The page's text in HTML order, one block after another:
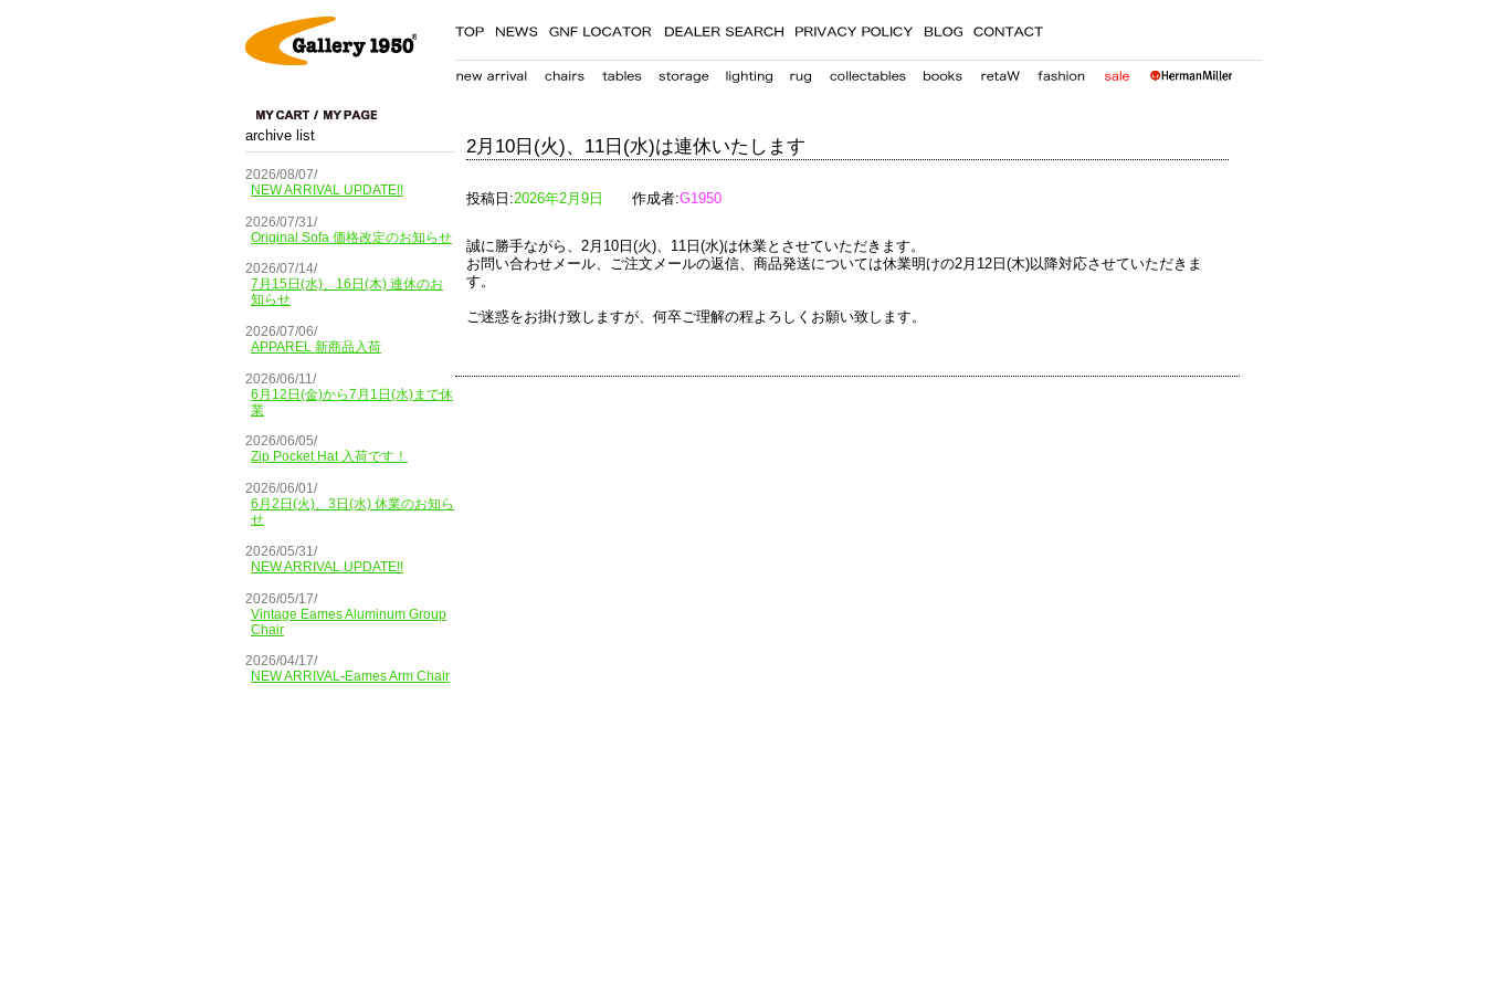
archive list
2026/08/07/
NEW ARRIVAL UPDATE!!
2026/07/31/
Original Sofa 価格改定のお知らせ
2026/07/14/
7月15日(水)、16日(木) 連休のお
知らせ
2026/07/06/
APPAREL 新商品入荷
2026/06/11/
6月12日(金)から7月1日(水)まで休
業
2026/06/05/
Zip Pocket Hat 入荷です！
2026/06/01/
6月2日(火)、3日(水) 休業のお知ら
せ
2026/05/31/
NEW ARRIVAL UPDATE!!
2026/05/17/
Vintage Eames Aluminum Group
Chair
2026/04/17/
NEW ARRIVAL-Eames Arm Chair
2月10日(火)、11日(水)は連休いたします
投稿日:2026年2月9日 作成者:G1950
誠に勝手ながら、2月10日(火)、11日(水)は休業とさせていただきます。
お問い合わせメール、ご注文メールの返信、商品発送については休業明けの2月12日(木)以降対応させていただきま
す。
ご迷惑をお掛け致しますが、何卒ご理解の程よろしくお願い致します。